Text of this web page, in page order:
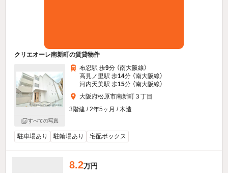
クリエオーレ南新町の賃貸物件
すべての写真
布忍駅 歩9分 （南大阪線）
高見ノ里駅 歩14分 （南大阪線）
河内天美駅 歩15分 （南大阪線）
大阪府松原市南新町３丁目
3階建 / 2年5ヶ月 / 木造
駐車場あり 駐輪場あり 宅配ボックス
8.2万円